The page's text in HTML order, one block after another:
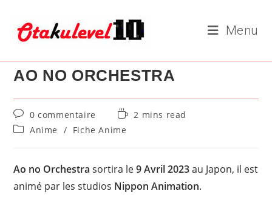
content
Menu
AO NO ORCHESTRA
Commentaires
de
la
0 commentaire
Temps
lecture :
2 mins read
PostAnime / Fiche Anime
Ao no Orchestra sortira le9 Avril 2023au Japon, il est
animé par les studios Nippon Animation.